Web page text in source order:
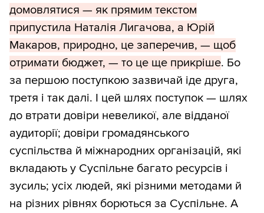
домовлятися — як прямим текстом
припустила Наталія Лигачова, а Юрій
Макаров, природно, це заперечив, — щоб
отримати бюджет, — то це ще прикріше. Бо
за першою поступкою зазвичай іде друга,
третя і так далі. І цей шлях поступок — шлях
до втрати довіри невеликої, але відданої
аудиторії; довіри громадянського
суспільства й міжнародних організацій, які
вкладають у Суспільне багато ресурсів і
зусиль; усіх людей, які різними методами й
на різних рівнях борються за Суспільне. А